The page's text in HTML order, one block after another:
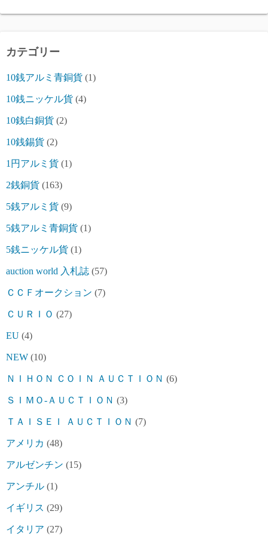
カテゴリー
10銭アルミ青銅貨 (1)
10銭ニッケル貨 (4)
10銭白銅貨 (2)
10銭錫貨 (2)
1円アルミ貨 (1)
2銭銅貨 (163)
5銭アルミ貨 (9)
5銭アルミ青銅貨 (1)
5銭ニッケル貨 (1)
auction world 入札誌 (57)
ＣＣＦオークション (7)
ＣＵＲＩＯ (27)
EU (4)
NEW (10)
ＮＩＨＯＮ ＣＯＩＮ ＡＵＣＴＩＯＮ (6)
ＳＩＭＯ-ＡＵＣＴＩＯＮ (3)
ＴＡＩＳＥＩ ＡＵＣＴＩＯＮ (7)
アメリカ (48)
アルゼンチン (15)
アンチル (1)
イギリス (29)
イタリア (27)